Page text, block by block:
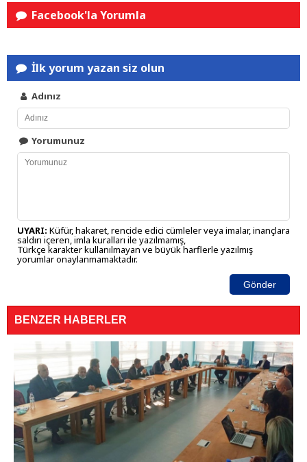
Facebook'la Yorumla
İlk yorum yazan siz olun
Adınız
Yorumunuz
UYARI: Küfür, hakaret, rencide edici cümleler veya imalar, inançlara
saldırı içeren, imla kuralları ile yazılmamış,
Türkçe karakter kullanılmayan ve büyük harflerle yazılmış
yorumlar onaylanmamaktadır.
Gönder
BENZER HABERLER